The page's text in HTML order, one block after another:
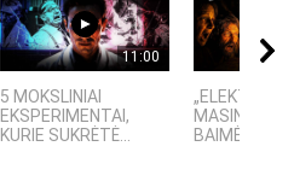
11:00
5 MOKSLINIAI
EKSPERIMENTAI,
KURIE SUKRĖTĖ...
„ELEKTROS
MASINĖ
BAIMĖS